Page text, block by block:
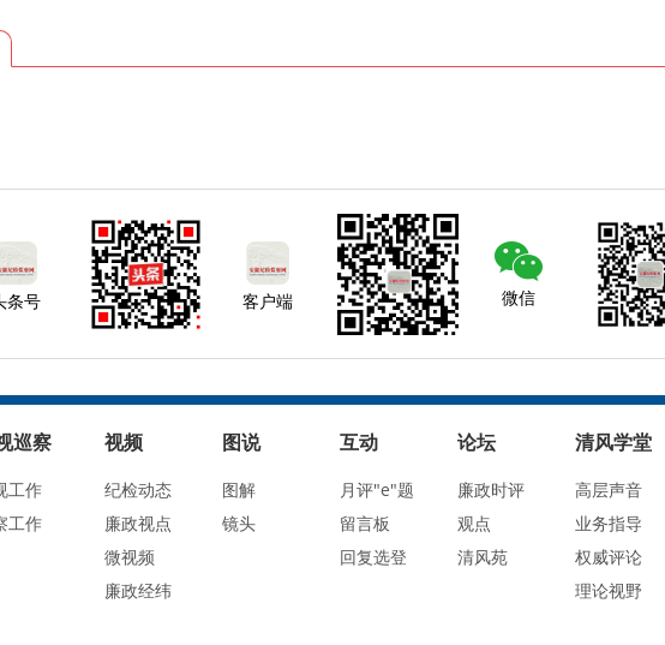
条号 客户端 微信
巡察
工作
工作
视频
纪检动态
廉政视点
微视频
廉政经纬
图说
图解
镜头
互动
月评"e"题
留言板
回复选登
论坛
廉政时评
观点
清风苑
清风学堂
高层声音
业务指导
权威评论
理论视野